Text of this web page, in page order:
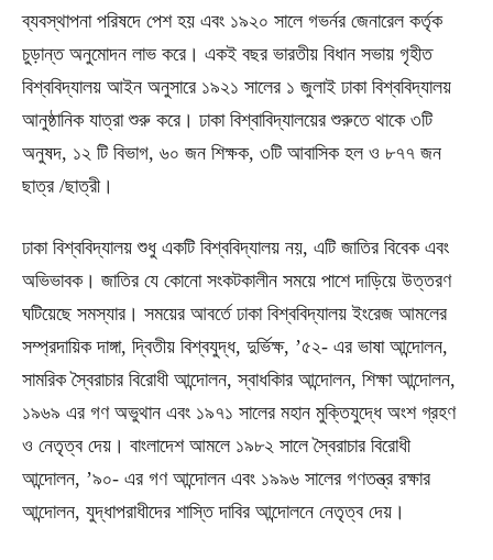
ব্যবস্থাপনা পরিষদে পেশ হয় এবং ১৯২০ সালে গভর্নর জেনারেল কর্তৃক
চুড়ান্ত অনুমোদন লাভ করে। একই বছর ভারতীয় বিধান সভায় গৃহীত
বিশ্ববিদ্যালয় আইন অনুসারে ১৯২১ সালের ১ জুলাই ঢাকা বিশ্ববিদ্যালয়
আনুষ্ঠানিক যাত্রা শুরু করে। ঢাকা বিশ্বাবিদ্যালয়ের শুরুতে থাকে ৩টি
অনুষদ, ১২ টি বিভাগ, ৬০ জন শিক্ষক, ৩টি আবাসিক হল ও ৮৭৭ জন
ছাত্র /ছাত্রী।
ঢাকা বিশ্ববিদ্যালয় শুধু একটি বিশ্ববিদ্যালয় নয়, এটি জাতির বিবেক এবং
অভিভাবক। জাতির যে কোনো সংকটকালীন সময়ে পাশে দাড়িয়ে উত্তরণ
ঘটিয়েছে সমস্যার। সময়ের আবর্তে ঢাকা বিশ্ববিদ্যালয় ইংরেজ আমলের
সম্প্রদায়িক দাঙ্গা, দ্বিতীয় বিশ্বযুদ্ধ, দুর্ভিক্ষ, ’৫২- এর ভাষা আন্দোলন,
সামরিক স্বৈরাচার বিরোধী আন্দোলন, স্বাধকিার আন্দোলন, শিক্ষা আন্দোলন,
১৯৬৯ এর গণ অভুথান এবং ১৯৭১ সালের মহান মুক্তিযুদ্ধে অংশ গ্রহণ
ও নেতৃত্ব দেয়। বাংলাদেশ আমলে ১৯৮২ সালে স্বৈরাচার বিরোধী
আন্দোলন, ’৯০- এর গণ আন্দোলন এবং ১৯৯৬ সালের গণতন্ত্র রক্ষার
আন্দোলন, যুদ্ধাপরাধীদের শাস্তি দাবির আন্দোলনে নেতৃত্ব দেয়।